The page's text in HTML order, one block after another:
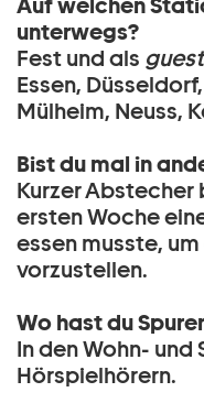
Auf welchen
unterwegs?
Fest und als guest
Essen,
Mülheim, Neuss,
Bist du mal in
Kurzer Abstecher
ersten Woche
essen musste,
vorzustellen.
Wo hast du
In den Wohn-
Hörspielhörern.